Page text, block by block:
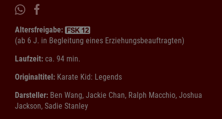
Altersfreigabe:
(ab 6 J. in Begleitung eines Erziehungsbeauftragten)
Laufzeit: ca. 94 min.
Originaltitel: Karate Kid: Legends
Darsteller: Ben Wang, Jackie Chan, Ralph Macchio, Joshua
Jackson, Sadie Stanley